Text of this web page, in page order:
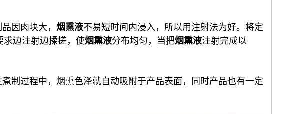
因肉块大， 烟熏液不易短时间内浸入，所以用注射法为好。将定
求边注射边揉搓，使烟熏液分布均匀，当把烟熏液注射完成以
制过程中，烟熏色泽就自动吸附于产品表面，同时产品也有一定